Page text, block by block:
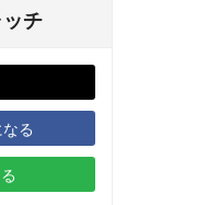
チ
る